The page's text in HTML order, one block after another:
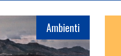
Ambienti